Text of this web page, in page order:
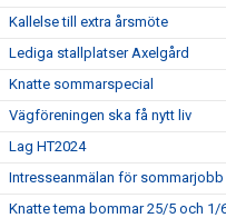
Kallelse till extra årsmöte
Lediga stallplatser Axelgård
Knatte sommarspecial
Vägföreningen ska få nytt liv
Lag HT2024
Intresseanmälan för
Knatte tema bommar 25/5 och 1/